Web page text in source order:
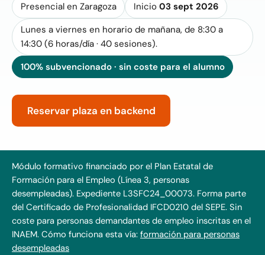
Presencial en Zaragoza
Inicio 03 sept 2026
Lunes a viernes en horario de mañana, de 8:30 a
14:30 (6 horas/día · 40 sesiones).
100% subvencionado · sin coste para el alumno
Reservar plaza en backend
Módulo formativo financiado por el Plan Estatal de
Formación para el Empleo (Línea 3, personas
desempleadas). Expediente L3SFC24_00073. Forma parte
del Certificado de Profesionalidad IFCD0210 del SEPE. Sin
coste para personas demandantes de empleo inscritas en el
INAEM. Cómo funciona esta vía: formación para personas
desempleadas